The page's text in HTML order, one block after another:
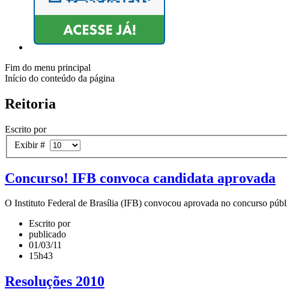
Fim do menu principal
Início do conteúdo da página
Reitoria
Escrito por
Exibir #
Concurso! IFB convoca candidata aprovada
O Instituto Federal de Brasília (IFB) convocou aprovada no concurso
Escrito por
publicado
01/03/11
15h43
Resoluções 2010